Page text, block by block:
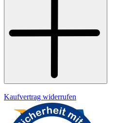
Kaufvertrag widerrufen